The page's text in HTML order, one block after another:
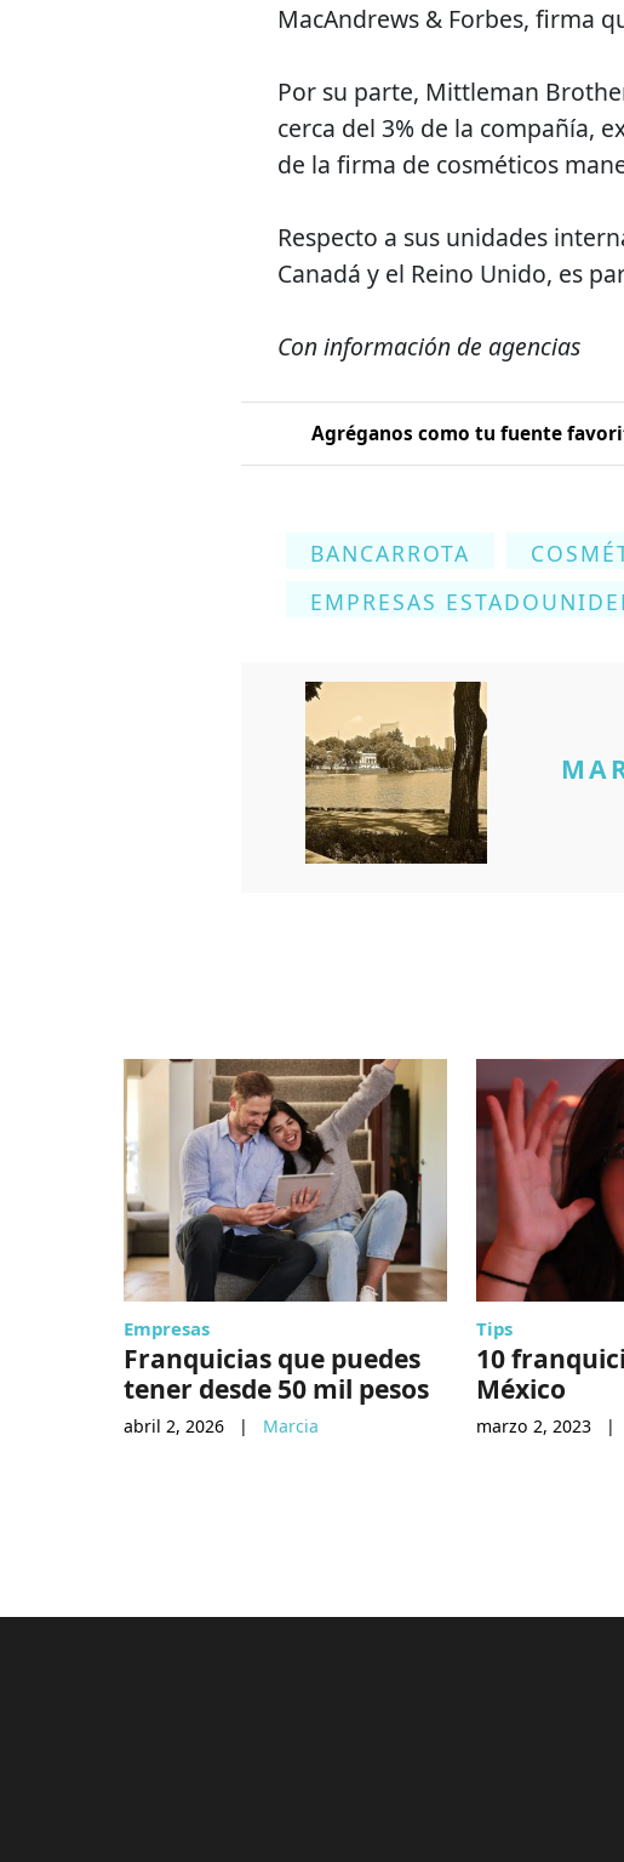
MacAndrews & Forbes, firma
Por su parte, Mittleman
cerca del 3% de la compañía,
de la firma de cosméticos
Respecto a sus unidades
Canadá y el Reino Unido, es
Con información de agencias
Agréganos como tu fuente
BANCARROTA
EMPRESAS
Empresas
Franquicias que puedes
tener desde 50 mil pesos
abril 2, 2026 | Marcia
Tips
10
México
marzo 2, 2023 |